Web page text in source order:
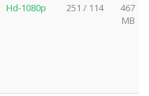
Hd-1080p 251 / 114
467
MB